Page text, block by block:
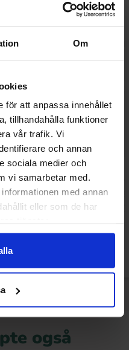
Om
för att anpassa innehållet
tillhandahålla funktioner
vår trafik. Vi
och annan
sociala medier och
vi samarbetar med.
med annan
eller som de har
Norregade
også